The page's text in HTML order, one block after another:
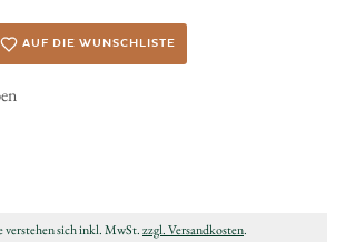
AUF DIE WUNSCHLISTE
verstehen sich inkl. MwSt.zzgl. Versandkosten.